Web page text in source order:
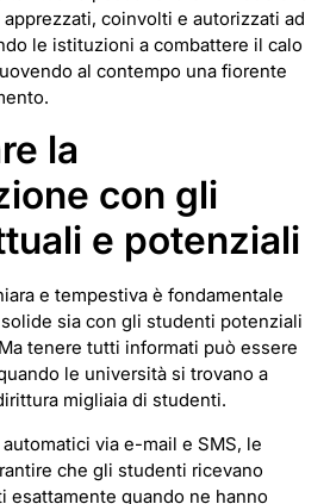
coinvolti e autorizzati ad
le istituzioni a combattere il calo
al contempo una fiorente
la
con gli
e potenziali
e tempestiva è fondamentale
sia con gli studenti potenziali
tenere tutti informati può essere
le università si trovano a
migliaia di studenti.
via e-mail e SMS, le
che gli studenti ricevano
esattamente quando ne hanno